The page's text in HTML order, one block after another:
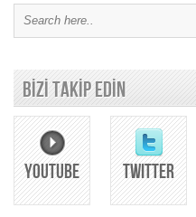
BİZİ TAKİP EDİN
YOUTUBE TWITTER